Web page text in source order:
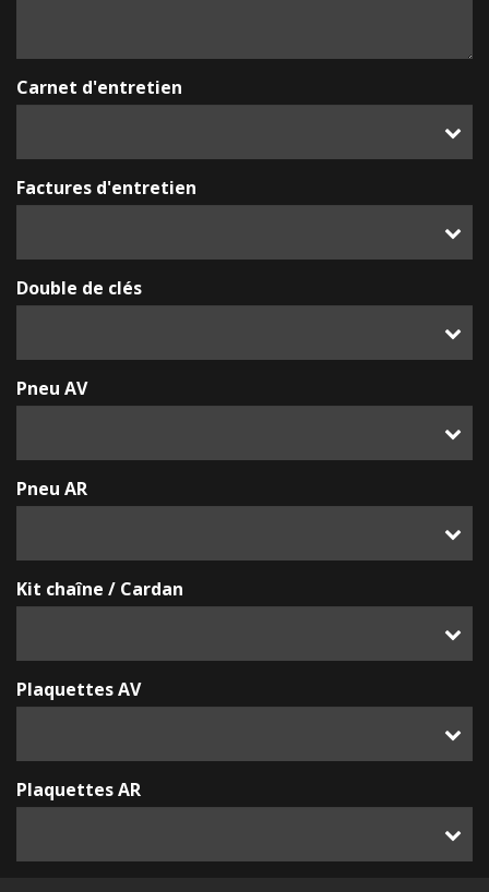
Carnet d'entretien
Factures d'entretien
Double de clés
Pneu AV
Pneu AR
Kit chaîne / Cardan
Plaquettes AV
Plaquettes AR